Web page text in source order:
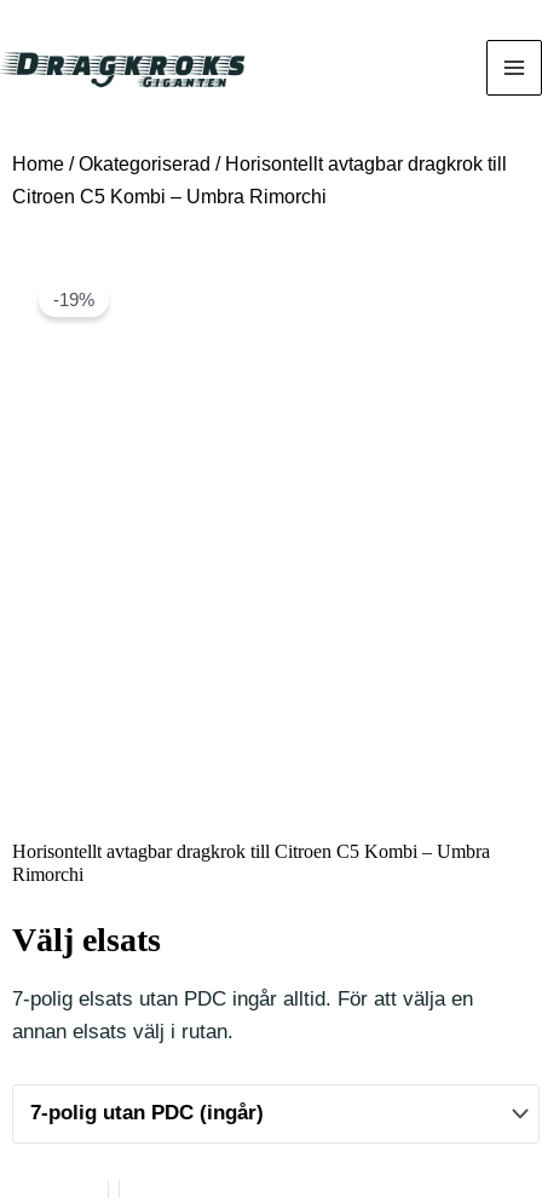
Home /Okategoriserad / Horisontellt avtagbar dragkrok till
Citroen C5 Kombi – Umbra Rimorchi
-19%
Horisontellt avtagbar dragkrok till Citroen C5 Kombi – Umbra
Rimorchi
Välj elsats
7-polig elsats utan PDC ingår alltid. För att välja en
annan elsats välj i rutan.